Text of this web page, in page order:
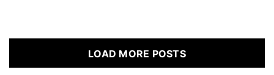
LOAD MORE POSTS